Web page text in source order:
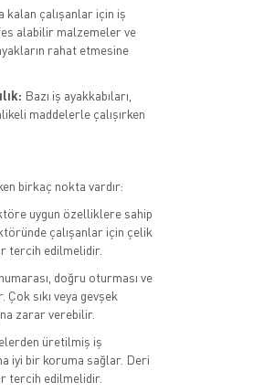
kalan çalışanlar için iş
alabilir malzemeler ve
rahat etmesine
Bazı iş ayakkabıları,
maddelerle çalışırken
birkaç nokta vardır:
uygun özelliklere sahip
çalışanlar için çelik
tercih edilmelidir.
doğru oturması ve
sıkı veya gevşek
zarar verebilir.
üretilmiş iş
iyi bir koruma sağlar. Deri
tercih edilmelidir.